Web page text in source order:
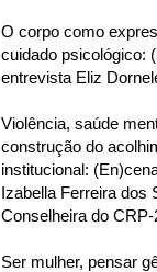
O corpo como
cuidado psicológico:
entrevista Eliz
Violência, saúde
construção do
institucional:
Izabella Ferreira dos
Conselheira do CRP-
Ser mulher, pensar